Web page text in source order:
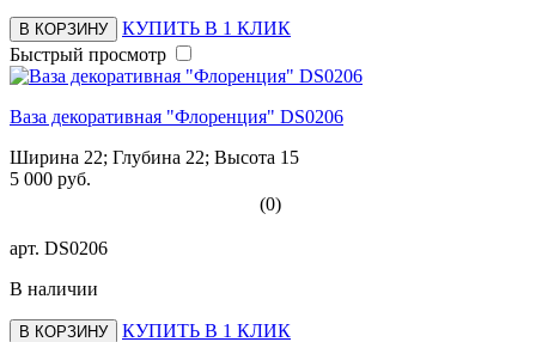
В КОРЗИНУ
КУПИТЬ В 1 КЛИК
Быстрый просмотр
Ваза декоративная "Флоренция" DS0206
Ширина 22; Глубина 22; Высота 15
5 000 руб.
(0)
арт. DS0206
В наличии
В КОРЗИНУ КУПИТЬ В 1 КЛИК